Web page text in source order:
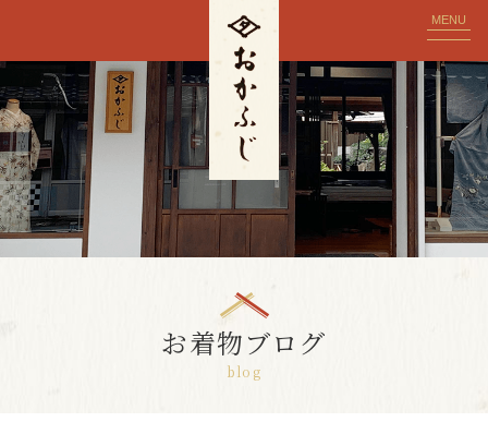
MENU
お着物ブログ
blog